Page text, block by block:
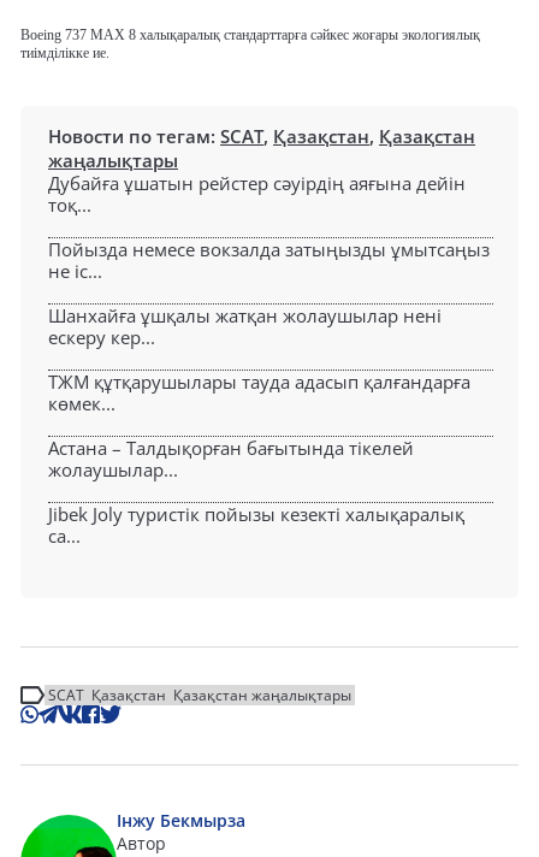
Boeing 737 MAX 8 халықаралық стандарттарға сәйкес жоғары экологиялық
тиімділікке ие.
Новости по тегам: SCAT, Қазақстан, Қазақстан
жаңалықтары
Дубайға ұшатын рейстер сәуірдің аяғына дейін
тоқ...
Пойызда немесе вокзалда затыңызды ұмытсаңыз
не іс...
Шанхайға ұшқалы жатқан жолаушылар нені
ескеру кер...
ТЖМ құтқарушылары тауда адасып қалғандарға
көмек...
Астана – Талдықорған бағытында тікелей
жолаушылар...
Jibek Joly туристік пойызы кезекті халықаралық
са...
SCAT Қазақстан Қазақстан жаңалықтары
Інжу Бекмырза
Автор